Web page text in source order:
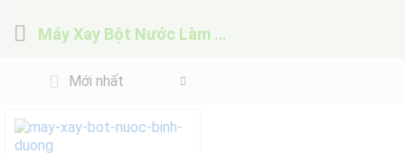
Máy Xay Bột Nước Làm Bánh
Mới nhất